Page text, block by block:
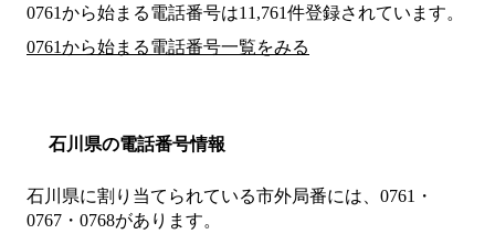
0761から始まる電話番号は11,761件登録されています。
0761から始まる電話番号一覧をみる
石川県の電話番号情報
石川県に割り当てられている市外局番には、0761・
0767・0768があります。